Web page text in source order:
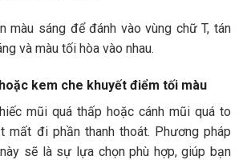
màu sáng để đánh vào vùng chữ T, tán
và màu tối hòa vào nhau.
kem che khuyết điểm tối màu
mũi quá thấp hoặc cánh mũi quá to
mất đi phần thanh thoát. Phương pháp
sẽ là sự lựa chọn phù hợp, giúp bạn